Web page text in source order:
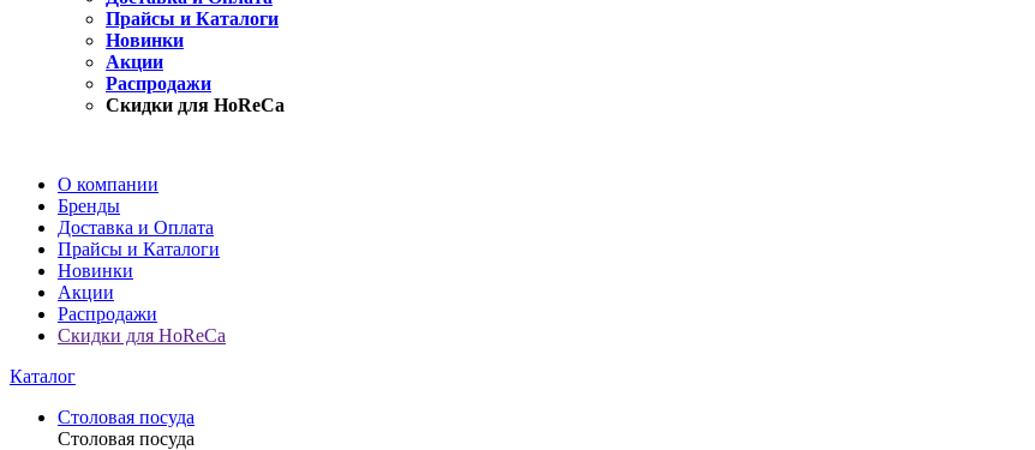
Прайсы и Каталоги
Новинки
Акции
Распродажи
Скидки для HoReCa
О компании
Бренды
Доставка и Оплата
Прайсы и Каталоги
Новинки
Акции
Распродажи
Скидки для HoReCa
Каталог
Столовая посуда
Столовая посуда